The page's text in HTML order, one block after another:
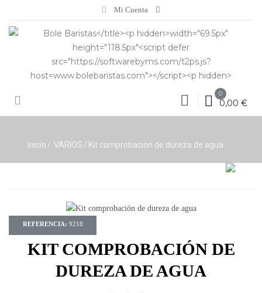
Mi Cuenta
0
0,00 €
Inicio VARIOS Kit comprobación de dureza de agua
REFERENCIA: 9218
KIT COMPROBACIÓN DE
DUREZA DE AGUA